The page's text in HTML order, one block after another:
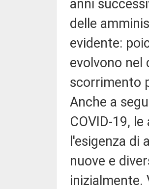
anni
delle
evidente:
evolvono nel
scorrimento
Anche a
COVID-19,
l'esigenza di
nuove e
inizialmente.